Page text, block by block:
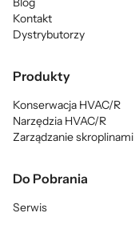
Kontakt
Dystrybutorzy
Produkty
Konserwacja HVAC/R
Narzędzia HVAC/R
Zarządzanie skroplinami
Do Pobrania
Serwis